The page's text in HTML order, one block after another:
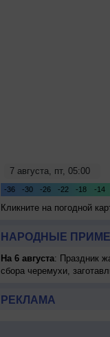
Кликните на погодной
НАРОДНЫЕ
На 6 августа: Праздник
сбора черемухи,
РЕКЛАМА